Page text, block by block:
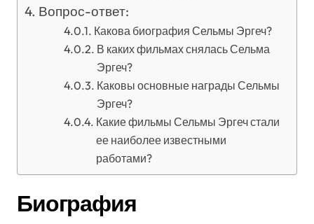
Вопрос-ответ:
Какова биография Сельмы Эргеч?
В каких фильмах снялась Сельма
Эргеч?
Каковы основные награды Сельмы
Эргеч?
Какие фильмы Сельмы Эргеч стали
ее наиболее известными
работами?
Биография